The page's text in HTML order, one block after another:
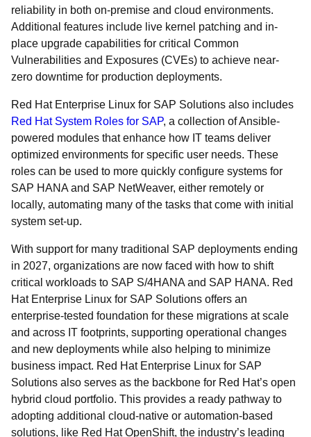
reliability in both on-premise and cloud environments.
Additional features include live kernel patching and in-
place upgrade capabilities for critical Common
Vulnerabilities and Exposures (CVEs) to achieve near-
zero downtime for production deployments.
Red Hat Enterprise Linux for SAP Solutions also includes
Red Hat System Roles for SAP, a collection of Ansible-
powered modules that enhance how IT teams deliver
optimized environments for specific user needs. These
roles can be used to more quickly configure systems for
SAP HANA and SAP NetWeaver, either remotely or
locally, automating many of the tasks that come with initial
system set-up.
With support for many traditional SAP deployments ending
in 2027, organizations are now faced with how to shift
critical workloads to SAP S/4HANA and SAP HANA. Red
Hat Enterprise Linux for SAP Solutions offers an
enterprise-tested foundation for these migrations at scale
and across IT footprints, supporting operational changes
and new deployments while also helping to minimize
business impact. Red Hat Enterprise Linux for SAP
Solutions also serves as the backbone for Red Hat’s open
hybrid cloud portfolio. This provides a ready pathway to
adopting additional cloud-native or automation-based
solutions, like Red Hat OpenShift, the industry’s leading